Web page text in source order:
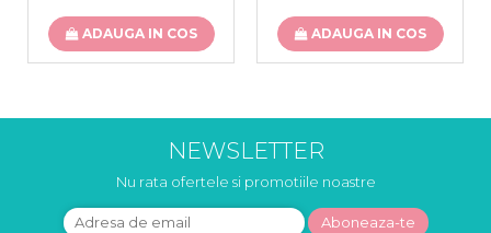
ADAUGA IN COS ADAUGA IN COS
NEWSLETTER
Nu rata ofertele si promotiile noastre